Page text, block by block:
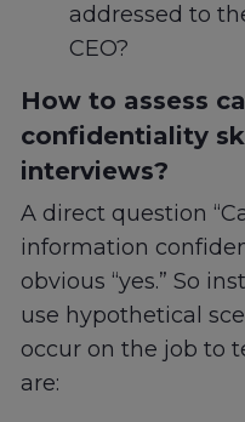
addressed to
CEO?
How to assess
confidentiality
interviews?
A direct question
information
obvious “yes.” So
use hypothetical
occur on the job to
are: